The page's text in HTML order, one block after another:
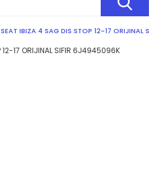
SEAT IBIZA 4 SAG DIS STOP 12-17 ORIJINAL